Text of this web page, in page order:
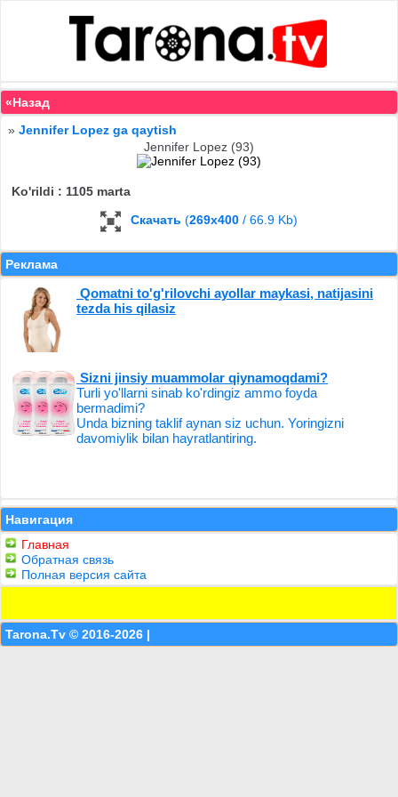
«Назад
» Jennifer Lopez ga qaytish
Jennifer Lopez (93)
Ko'rildi : 1105 marta
Скачать (269x400 / 66.9 Kb)
Реклама
Qomatni to'g'rilovchi ayollar maykasi, natijasini
tezda his qilasiz
Sizni jinsiy muammolar qiynamoqdami?
Turli yo'llarni sinab ko'rdingiz ammo foyda
bermadimi?
Unda bizning taklif aynan siz uchun. Yoringizni
davomiylik bilan hayratlantiring.
Навигация
Главная
Обратная связь
Полная версия сайта
Tarona.Tv © 2016-2026 |